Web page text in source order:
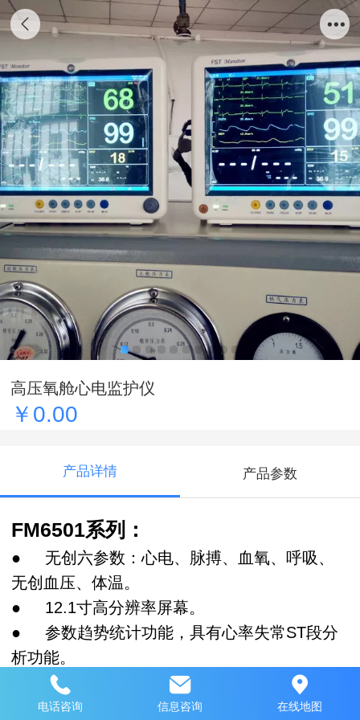
高压氧舱心电监护仪
￥0.00
产品详情 产品参数
FM6501系列：
● 无创六参数：心电、脉搏、血氧、呼吸、
无创血压、体温。
● 12.1寸高分辨率屏幕。
● 参数趋势统计功能，具有心率失常ST段分
析功能。
● 氧舱专用设计：高增益、抗干扰。图像清
晰。电话咨询 信息咨询 在线地图